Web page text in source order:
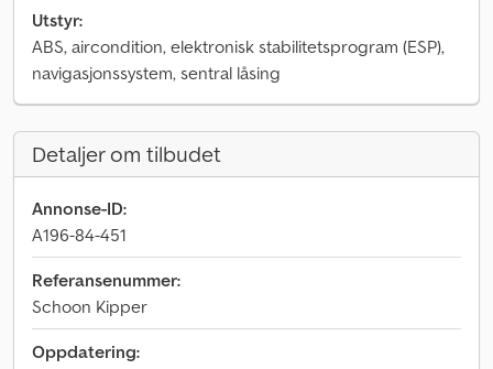
Utstyr:
ABS, aircondition, elektronisk stabilitetsprogram (ESP),
navigasjonssystem, sentral låsing
Detaljer om tilbudet
Annonse-ID:
A196-84-451
Referansenummer:
Schoon Kipper
Oppdatering: